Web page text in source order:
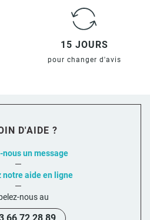
15 JOURS
pour changer d'avis
D'AIDE ?
nous un message
notre aide en ligne
nous au
66 72 28 89